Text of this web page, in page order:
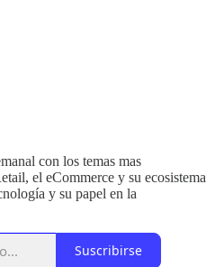
con los temas mas
el eCommerce y su ecosistema
y su papel en la
Suscribirse